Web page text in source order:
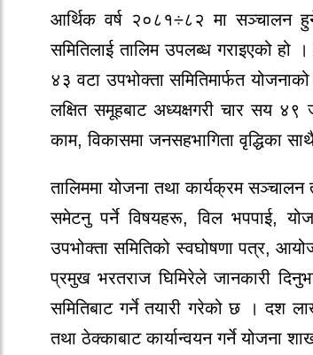
आर्थिक वर्ष २०८१÷८२ मा सञ्चालन
समितिलाई तालिम उपलब्ध गराइएको
४३ वटा उपभोक्ता समितिमार्फत
लक्षित समूहबाट अध्यक्षगरी चार सय
काम, विकासमा जनसहभागिता वृद्धिका
तालिममा योजना तथा कार्यक्रम सञ्चालन
समेटनु पर्ने विषयहरू, विल भपपाई,
उपभोक्ता समितिको स्वघोषणा पत्र,
प्रमुख भरतराज घिमिरेले जानकारी
समितिबाट गर्ने तयारी गरेको छ । दश
तथा ठेक्काबाट कार्यान्वयन गर्ने योजना